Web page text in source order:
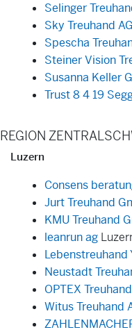
Selinger
Sky Treuhand AG
Spescha
Steiner Vision
Susanna Keller
Trust 8 4 19
REGION
Luzern
Consens
Jurt Treuhand
KMU Treuhand
leanrun ag
Lebenstreuhand
Neustadt
OPTEX
Witus Treuhand